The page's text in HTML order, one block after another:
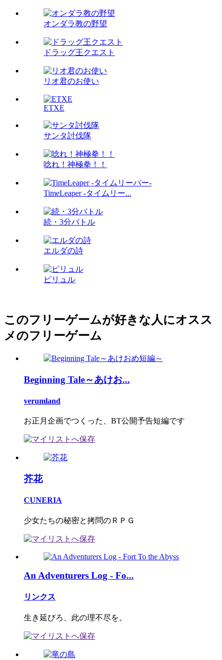
オンダラ教の野望
ドラッグ王クエスト
リオ君のお使い
ETXE
サンタ討伐隊
唸れ！神極拳！！
TimeLeaper -タイムリー...
続・3分バトル
エルダの詩
ピリュル
このフリーゲームが好きな人にオスス
メのフリーゲーム
Beginning Tale～あけお...
verumland
お正月企画でつくった、BT公開予告短編です
芥花
CUNERIA
少女たちの秘密と拷問のＲＰＧ
An Adventurers Log - Fo...
リンクス
生き延びろ、此の理不尽を。